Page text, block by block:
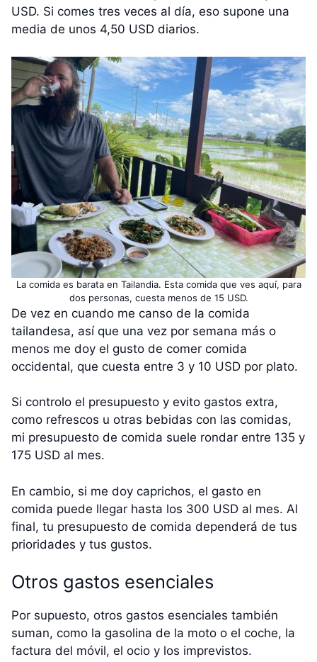
USD. Si comes tres veces al día, eso supone una
media de unos 4,50 USD diarios.
La comida es barata en Tailandia. Esta comida que ves aquí, para
dos personas, cuesta menos de 15 USD.
De vez en cuando me canso de la comida
tailandesa, así que una vez por semana más o
menos me doy el gusto de comer comida
occidental, que cuesta entre 3 y 10 USD por plato.
Si controlo el presupuesto y evito gastos extra,
como refrescos u otras bebidas con las comidas,
mi presupuesto de comida suele rondar entre 135 y
175 USD al mes.
En cambio, si me doy caprichos, el gasto en
comida puede llegar hasta los 300 USD al mes. Al
final, tu presupuesto de comida dependerá de tus
prioridades y tus gustos.
Otros gastos esenciales
Por supuesto, otros gastos esenciales también
suman, como la gasolina de la moto o el coche, la
factura del móvil, el ocio y los imprevistos.